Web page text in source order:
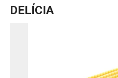
DELÍCIA